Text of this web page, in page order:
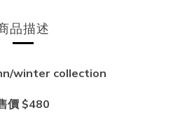
品描述
winter collection
價 $480